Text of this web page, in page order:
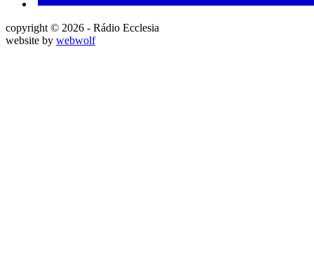
copyright © 2026 - Rádio Ecclesia
website by webwolf